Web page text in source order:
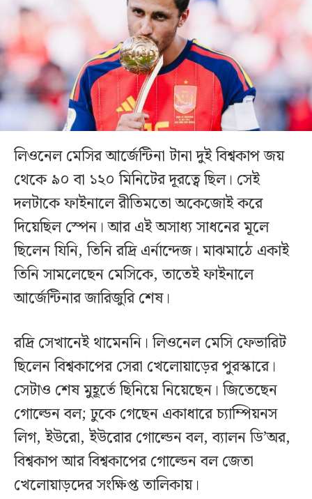
লিওনেল মেসির আর্জেন্টিনা টানা দুই বিশ্বকাপ জয়
থেকে ৯০ বা ১২০ মিনিটের দূরত্বে ছিল। সেই
দলটাকে ফাইনালে রীতিমতো অকেজোই করে
দিয়েছিল স্পেন। আর এই অসাধ্য সাধনের মূলে
ছিলেন যিনি, তিনি রদ্রি এর্নান্দেজ। মাঝমাঠে একাই
তিনি সামলেছেন মেসিকে, তাতেই ফাইনালে
আর্জেন্টিনার জারিজুরি শেষ।
রদ্রি সেখানেই থামেননি। লিওনেল মেসি ফেভারিট
ছিলেন বিশ্বকাপের সেরা খেলোয়াড়ের পুরস্কারে।
সেটাও শেষ মুহূর্তে ছিনিয়ে নিয়েছেন। জিতেছেন
গোল্ডেন বল; ঢুকে গেছেন একাধারে চ্যাম্পিয়নস
লিগ, ইউরো, ইউরোর গোল্ডেন বল, ব্যালন ডি’অর,
বিশ্বকাপ আর বিশ্বকাপের গোল্ডেন বল জেতা
খেলোয়াড়দের সংক্ষিপ্ত তালিকায়।